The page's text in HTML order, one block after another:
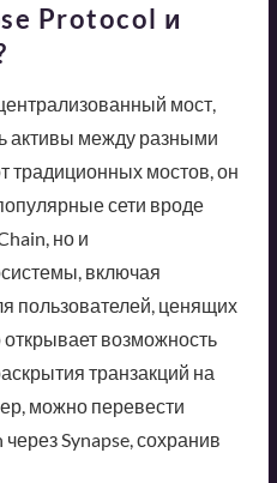
Protocol и
мост,
активы между разными
традиционных мостов, он
сети вроде
но и
включая
пользователей, ценящих
возможность
транзакций на
можно перевести
Synapse, сохранив